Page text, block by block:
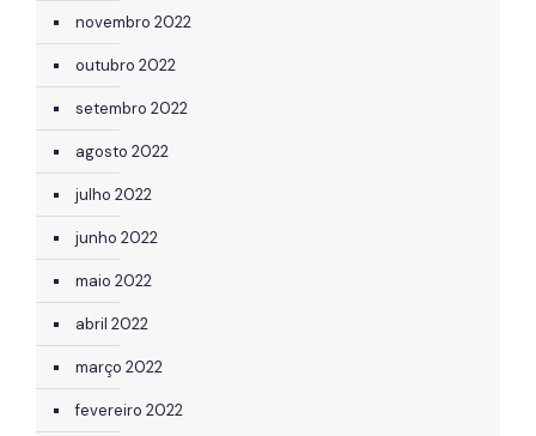
novembro 2022
outubro 2022
setembro 2022
agosto 2022
julho 2022
junho 2022
maio 2022
abril 2022
março 2022
fevereiro 2022